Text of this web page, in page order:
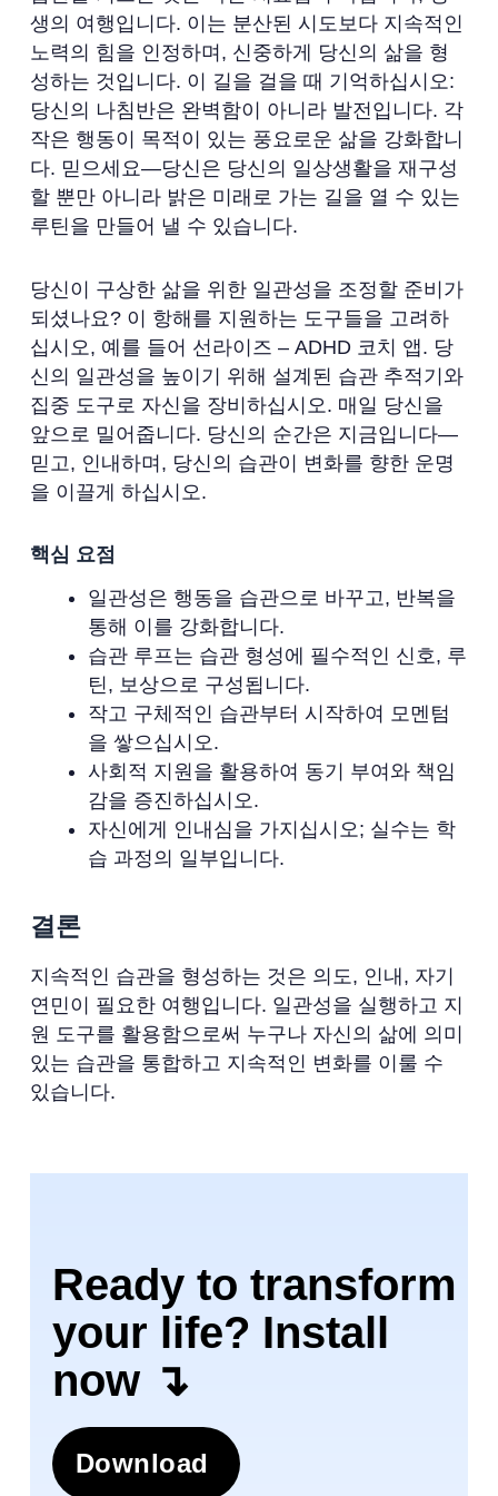
생의 여행입니다. 이는 분산된 시도보다 지속적인
노력의 힘을 인정하며, 신중하게 당신의 삶을 형
성하는 것입니다. 이 길을 걸을 때 기억하십시오:
당신의 나침반은 완벽함이 아니라 발전입니다. 각
작은 행동이 목적이 있는 풍요로운 삶을 강화합니
다. 믿으세요—당신은 당신의 일상생활을 재구성
할 뿐만 아니라 밝은 미래로 가는 길을 열 수 있는
루틴을 만들어 낼 수 있습니다.
당신이 구상한 삶을 위한 일관성을 조정할 준비가
되셨나요? 이 항해를 지원하는 도구들을 고려하
십시오, 예를 들어 선라이즈 – ADHD 코치 앱. 당
신의 일관성을 높이기 위해 설계된 습관 추적기와
집중 도구로 자신을 장비하십시오. 매일 당신을
앞으로 밀어줍니다. 당신의 순간은 지금입니다—
믿고, 인내하며, 당신의 습관이 변화를 향한 운명
을 이끌게 하십시오.
핵심 요점
일관성은 행동을 습관으로 바꾸고, 반복을
통해 이를 강화합니다.
습관 루프는 습관 형성에 필수적인 신호, 루
틴, 보상으로 구성됩니다.
작고 구체적인 습관부터 시작하여 모멘텀
을 쌓으십시오.
사회적 지원을 활용하여 동기 부여와 책임
감을 증진하십시오.
자신에게 인내심을 가지십시오; 실수는 학
습 과정의 일부입니다.
결론
지속적인 습관을 형성하는 것은 의도, 인내, 자기
연민이 필요한 여행입니다. 일관성을 실행하고 지
원 도구를 활용함으로써 누구나 자신의 삶에 의미
있는 습관을 통합하고 지속적인 변화를 이룰 수
있습니다.
Ready to transform
your life? Install
now ↴
Download